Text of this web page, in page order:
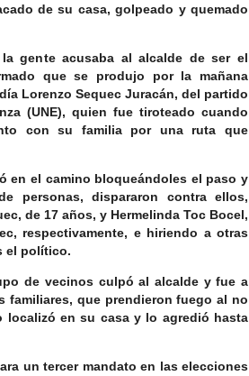
de su casa, golpeado y quemado
gente acusaba al alcalde de ser el
que se produjo por la mañana
Lorenzo Sequec Juracán, del partido
(UNE), quien fue tiroteado cuando
con su familia por una ruta que
en el camino bloqueándoles el paso y
personas, dispararon contra ellos,
de 17 años, y Hermelinda Toc Bocel,
respectivamente, e hiriendo a otras
el político.
de vecinos culpó al alcalde y fue a
familiares, que prendieron fuego al no
localizó en su casa y lo agredió hasta
un tercer mandato en las elecciones